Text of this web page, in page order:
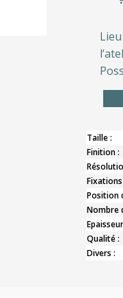
Taille :
Finition :
Fixations
Position
Nombre
Qualité :
Divers :